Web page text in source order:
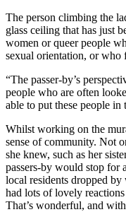
The person climbing the
glass ceiling that has just
women or queer people
sexual orientation, or who
“The passer-by’s
people who are often
able to put these people in
Whilst working on the
sense of community. Not
she knew, such as her
passers-by would stop for
local residents dropped
had lots of lovely
That’s wonderful, and